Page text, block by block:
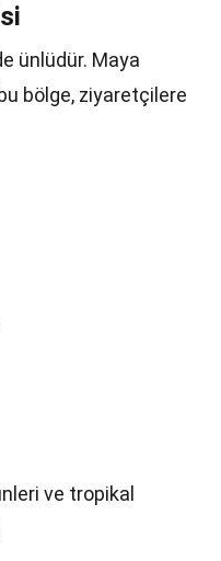
ünlüdür. Maya
bölge, ziyaretçilere
ve tropikal